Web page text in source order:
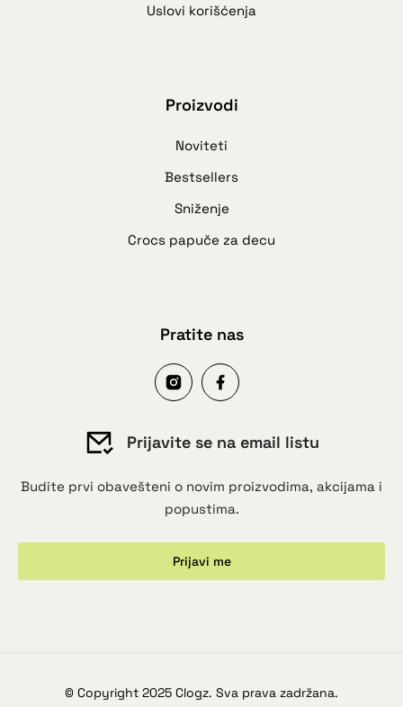
Uslovi korišćenja
Proizvodi
Noviteti
Bestsellers
Sniženje
Crocs papuče za decu
Pratite nas
Prijavite se na email listu
Budite prvi obavešteni o novim proizvodima, akcijama i
popustima.
Prijavi me
© Copyright 2025 Clogz. Sva prava zadržana.